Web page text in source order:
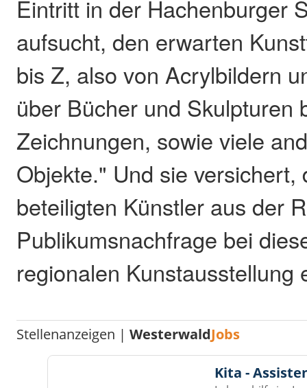
Eintritt in der Hachenburger
aufsucht, den erwarten
bis Z, also von Acrylbildern
über Bücher und Skulpturen
Zeichnungen, sowie viele
Objekte." Und sie versichert,
beteiligten Künstler aus der
Publikumsnachfrage bei
regionalen Kunstausstellung
Stellenanzeigen |WesterwaldJobs
Kita -